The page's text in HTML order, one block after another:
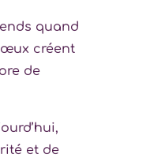
quand
créent
de
et de